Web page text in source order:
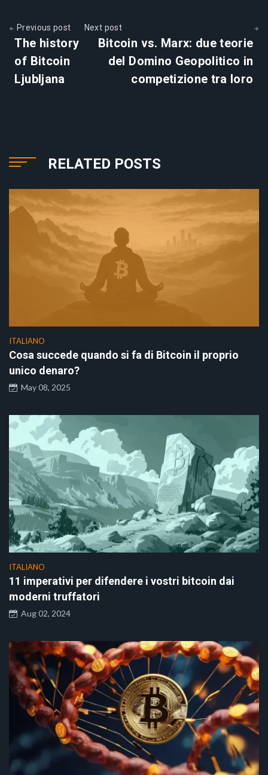
Previous post
The history
of Bitcoin
Ljubljana
Next post
Bitcoin vs. Marx: due teorie
del Domino Geopolitico in
competizione tra loro
RELATED POSTS
ITALIANO
Cosa succede quando si fa di Bitcoin il proprio
unico denaro?
May 08, 2025
ITALIANO
11 imperativi per difendere i vostri bitcoin dai
moderni truffatori
Aug 02, 2024